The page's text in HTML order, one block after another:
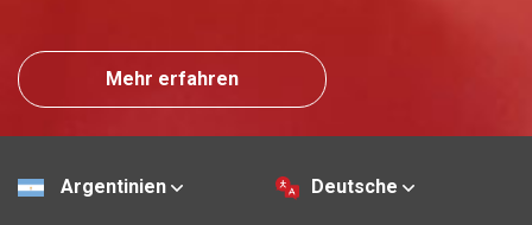
Mehr erfahren
Argentinien Deutsche